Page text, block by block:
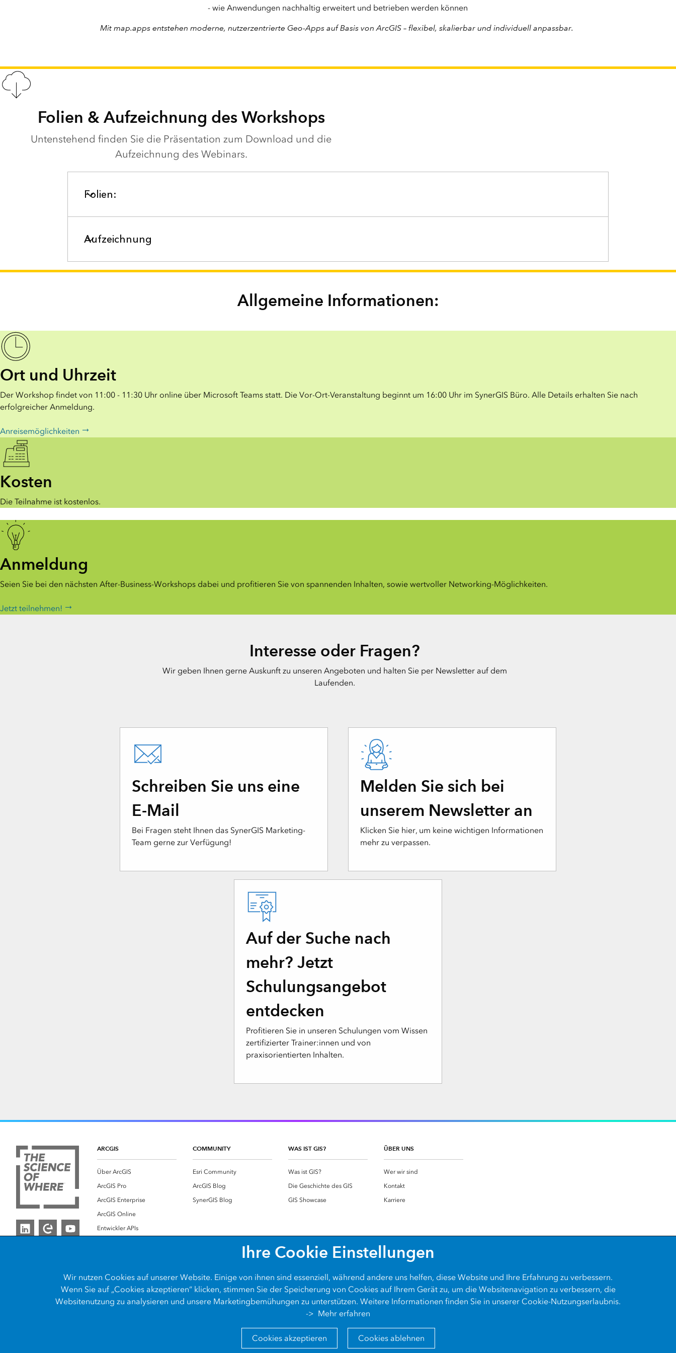
- wie Anwendungen nachhaltig erweitert und betrieben werden können
Mit map.apps entstehen moderne, nutzerzentrierte Geo-Apps auf Basis von ArcGIS – flexibel, skalierbar und individuell anpassbar.
Folien & Aufzeichnung des Workshops
Untenstehend finden Sie die Präsentation zum Download und die
Aufzeichnung des Webinars.
Folien:
Aufzeichnung
Allgemeine Informationen:
Ort und Uhrzeit
Der Workshop findet von 11:00 - 11:30 Uhr online über Microsoft Teams statt. Die Vor-Ort-Veranstaltung beginnt um 16:00 Uhr im SynerGIS Büro. Alle Details erhalten Sie nach
erfolgreicher Anmeldung.
Anreisemöglichkeiten
Kosten
Die Teilnahme ist kostenlos.
Anmeldung
Seien Sie bei den nächsten After-Business-Workshops dabei und profitieren Sie von spannenden Inhalten, sowie wertvoller Networking-Möglichkeiten.
Jetzt teilnehmen!
Interesse oder Fragen?
Wir geben Ihnen gerne Auskunft zu unseren Angeboten und halten Sie per Newsletter auf dem
Laufenden.
Schreiben Sie uns eine
E-Mail
Bei Fragen steht Ihnen das SynerGIS Marketing-
Team gerne zur Verfügung!
Melden Sie sich bei
unserem Newsletter an
Klicken Sie hier, um keine wichtigen Informationen
mehr zu verpassen.
Auf der Suche nach
mehr? Jetzt
Schulungsangebot
entdecken
Profitieren Sie in unseren Schulungen vom Wissen
zertifizierter Trainer:innen und von
praxisorientierten Inhalten.
ARCGIS
Über ArcGIS
ArcGIS Pro
ArcGIS Enterprise
ArcGIS Online
Entwickler APIs
COMMUNITY
Esri Community
ArcGIS Blog
SynerGIS Blog
WAS IST GIS?
Was ist GIS?
Die Geschichte des GIS
GIS Showcase
ÜBER UNS
Wer wir sind
Kontakt
Karriere
Ihre Cookie Einstellungen
Wir nutzen Cookies auf unserer Website. Einige von ihnen sind essenziell, während andere uns helfen, diese Website und Ihre Erfahrung zu verbessern.
Wenn Sie auf „Cookies akzeptieren“ klicken, stimmen Sie der Speicherung von Cookies auf Ihrem Gerät zu, um die Websitenavigation zu verbessern, die
Websitenutzung zu analysieren und unsere Marketingbemühungen zu unterstützen. Weitere Informationen finden Sie in unserer Cookie-Nutzungserlaubnis.
-> Mehr erfahren
Cookies akzeptieren Cookies ablehnen